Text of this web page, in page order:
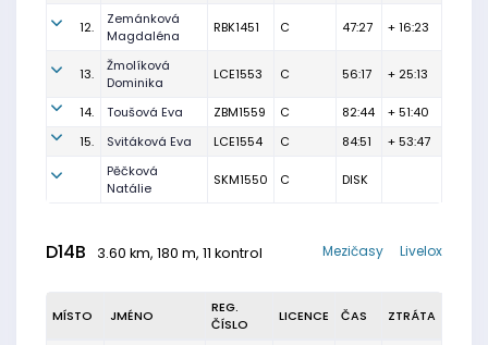
12.
Zemánková
Magdaléna
RBK1451 C 47:27 + 16:23
13.
Žmolíková
Dominika
LCE1553 C 56:17 + 25:13
14. Toušová Eva ZBM1559 C 82:44
+ 51:40
15.
Svitáková Eva LCE1554 C 84:51
+ 53:47
Pěčková
Natálie
SKM1550 C DISK
D14B 3.60 km, 180 m, 11 kontrol Livelox
Mezičasy
MÍSTO JMÉNO
REG.
ČÍSLO
LICENCE ČAS ZTRÁTA